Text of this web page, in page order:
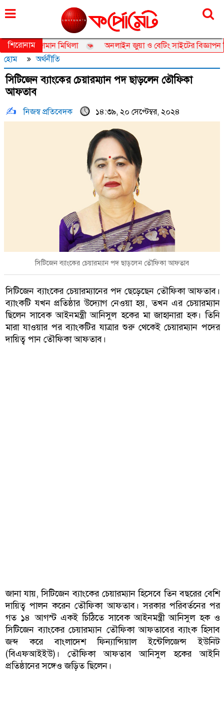
বৃহস্পতিবার, ০৬ আগস্ট ২০২৬, ২২ শ্রাবণ ১৪৩৩
শিরোনামজামান মিথিলা
অনলাইন জুয়া ও বেটিং সাইটের বিজ্ঞাপন
হোম
অর্থনীতি
সিটিজেন ব্যাংকের চেয়ারম্যান পদ ছাড়লেন তৌফিকা
আফতাব
নিজস্ব প্রতিবেদক ১৪:৩৯, ২০ সেপ্টেম্বর, ২০২৪
সিটিজেন ব্যাংকের চেয়ারম্যান পদ ছাড়লেন তৌফিকা আফতাব
সিটিজেন ব্যাংকের চেয়ারম্যানের পদ ছেড়েছেন তৌফিকা আফতাব।
ব্যাংকটি যখন প্রতিষ্ঠার উদ্যোগ নেওয়া হয়, তখন এর চেয়ারম্যান
ছিলেন সাবেক আইনমন্ত্রী আনিসুল হকের মা জাহানারা হক। তিনি
মারা যাওয়ার পর ব্যাংকটির যাত্রার শুরু থেকেই চেয়ারম্যান পদের
দায়িত্ব পান তৌফিকা আফতাব।
জানা যায়, সিটিজেন ব্যাংকের চেয়ারম্যান হিসেবে তিন বছরের বেশি
দায়িত্ব পালন করেন তৌফিকা আফতাব। সরকার পরিবর্তনের পর
গত ১৪ আগস্ট একই চিঠিতে সাবেক আইনমন্ত্রী আনিসুল হক ও
সিটিজেন ব্যাংকের চেয়ারম্যান তৌফিকা আফতাবের ব্যাংক হিসাব
জব্দ করে বাংলাদেশ ফিন্যান্সিয়াল ইন্টেলিজেন্স ইউনিট
(বিএফআইইউ)। তৌফিকা আফতাব আনিসুল হকের আইনি
প্রতিষ্ঠানের সঙ্গেও জড়িত ছিলেন।